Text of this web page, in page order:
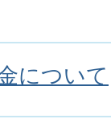
について